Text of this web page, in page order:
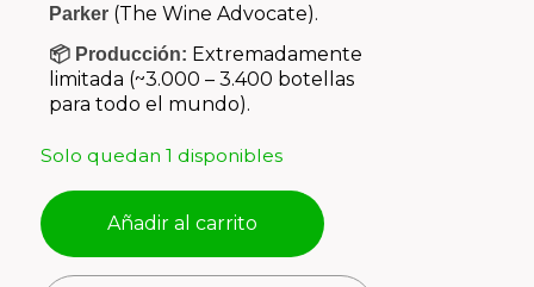
Parker(The Wine Advocate).
📦 Producción: Extremadamente
limitada (~3.000 – 3.400 botellas
para todo el mundo).
Solo quedan 1 disponibles
Añadir al carrito